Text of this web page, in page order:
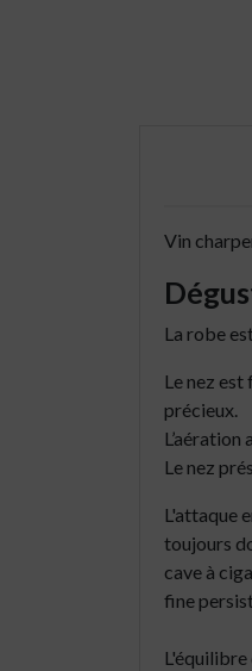
Vin
La robe
Le nez
précieux.
Le nez
L'attaque
toujours
cave à
fine